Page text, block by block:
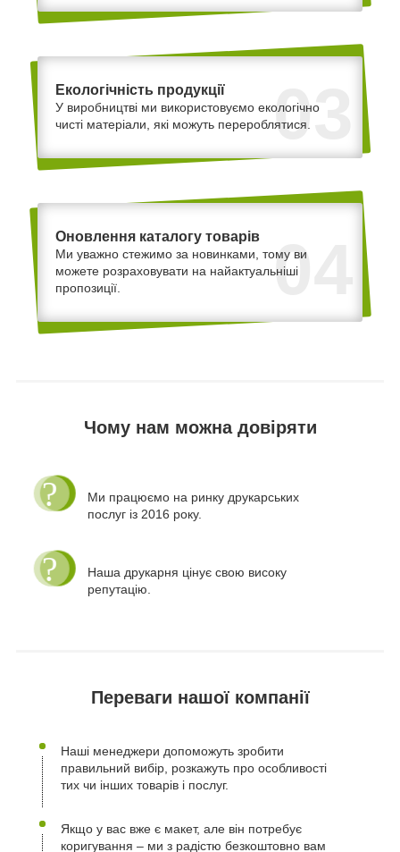
03
Екологічність продукції
У виробництві ми використовуємо екологічно
чисті матеріали, які можуть перероблятися.
04
Оновлення каталогу товарів
Ми уважно стежимо за новинками, тому ви
можете розраховувати на найактуальніші
пропозиції.
Чому нам можна довіряти
Ми працюємо на ринку друкарських
послуг із 2016 року.
Наша друкарня цінує свою високу
репутацію.
Переваги нашої компанії
Наші менеджери допоможуть зробити
правильний вибір, розкажуть про особливості
тих чи інших товарів і послуг.
Якщо у вас вже є макет, але він потребує
коригування – ми з радістю безкоштовно вам